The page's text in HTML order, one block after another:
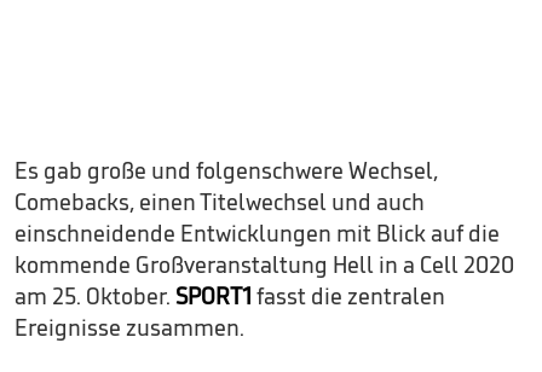
Es gab große und folgenschwere Wechsel,
Comebacks, einen Titelwechsel und auch
einschneidende Entwicklungen mit Blick auf die
kommende Großveranstaltung Hell in a Cell 2020
am 25. Oktober. SPORT1 fasst die zentralen
Ereignisse zusammen.